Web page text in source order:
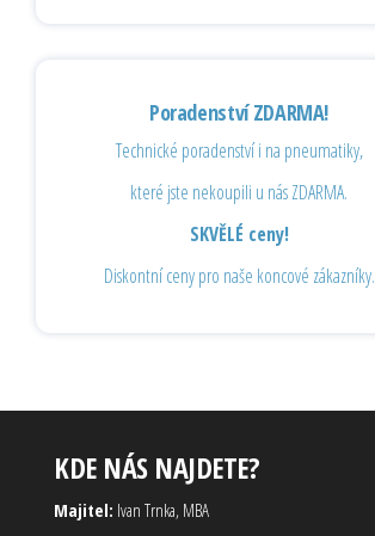
Poradenství ZDARMA!
Technické poradenství i na pneumatiky,
které jste nekoupili u nás ZDARMA.
SKVĚLÉ ceny!
Diskontní ceny pro naše koncové zákazníky.
KDE NÁS NAJDETE?
Majitel: Ivan Trnka, MBA